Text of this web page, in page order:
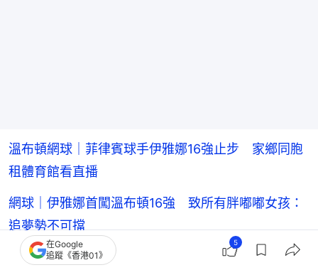
溫布頓網球｜菲律賓球手伊雅娜16強止步 家鄉同胞
租體育館看直播
網球｜伊雅娜首闖溫布頓16強 致所有胖嘟嘟女孩：
追夢勢不可擋
溫網｜張瑋桓女雙次圈止步 直落兩盤不敵7號種子德
在Google
追蹤《香港01》
5